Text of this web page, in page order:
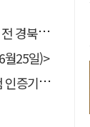
대 총장
월25일)>
관 선정